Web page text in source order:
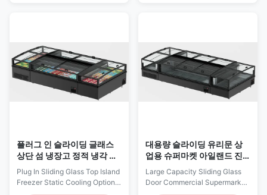
플러그 인 슬라이딩 글래스
상단 섬 냉장고 정적 냉각 옵
션 하단 저장 드로거
Plug In Sliding Glass Top Island
Freezer Static Cooling Optional
대용량 슬라이딩 유리문 상
업용 슈퍼마켓 아일랜드 진
열 냉동고 정적 냉각
Large Capacity Sliding Glass
Door Commercial Supermarket